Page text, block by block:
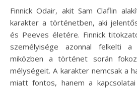
Finnick Odair, akit Sam Claflin
karakter a történetben, aki
és Peeves életére. Finnick
személyisége azonnal felkelti a
miközben a történet során
mélységeit. A karakter nemcsak a
miatt fontos, hanem a